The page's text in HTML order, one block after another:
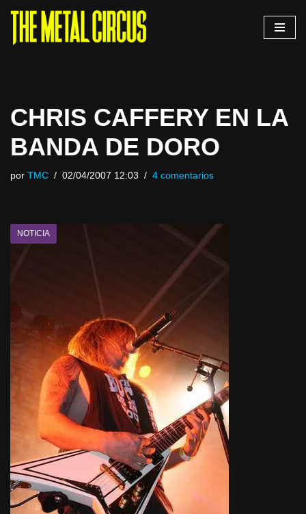
Saltar
CHRIS CAFFERY EN LA
BANDA DE DORO
por TMC 02/04/2007 12:03 4 comentarios
NOTICIA